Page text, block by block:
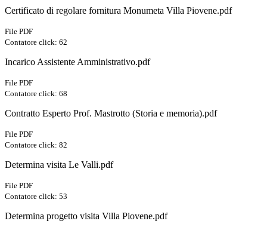
Certificato di regolare fornitura Monumeta Villa Piovene.pdf
File PDF
Contatore click: 62
Incarico Assistente Amministrativo.pdf
File PDF
Contatore click: 68
Contratto Esperto Prof. Mastrotto (Storia e memoria).pdf
File PDF
Contatore click: 82
Determina visita Le Valli.pdf
File PDF
Contatore click: 53
Determina progetto visita Villa Piovene.pdf